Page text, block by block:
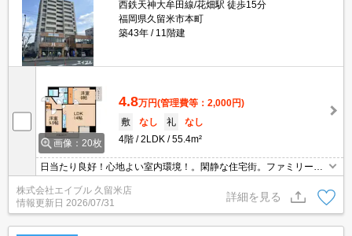
西鉄天神大牟田線/花畑駅 徒歩15分
福岡県久留米市本町
築43年
11階建
画像：20枚
4.8万円(管理費等：2,000円)
敷
なし 礼
なし
4階
2LDK 55.4m²
日当たり良好！心地よい室内環境！。閑静な住宅街。ファミリーに
株式会社エイブル 久留米店
情報更新日 2026/07/31
詳細を見る